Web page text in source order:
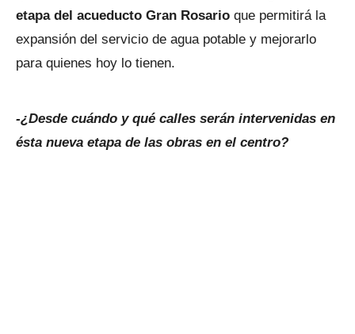
etapa del acueducto Gran Rosario que permitirá la
expansión del servicio de agua potable y mejorarlo
para quienes hoy lo tienen.
-¿Desde cuándo y qué calles serán intervenidas en
ésta nueva etapa de las obras en el centro?